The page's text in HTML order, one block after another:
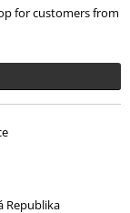
for customers from
Republika